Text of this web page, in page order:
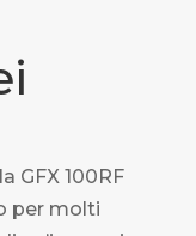
GFX 100RF
per molti